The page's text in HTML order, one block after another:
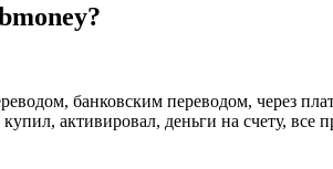
банковским переводом, через
активировал, деньги на счету, все